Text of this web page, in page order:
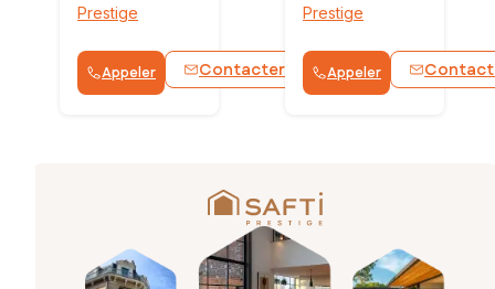
Prestige
Appeler Contacter WhatsApp
Prestige
Appeler